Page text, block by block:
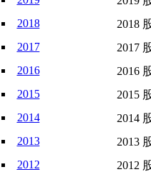
2018
2018
2017
2017
2016
2016
2015
2015
2014
2014
2013
2013
2012
2012